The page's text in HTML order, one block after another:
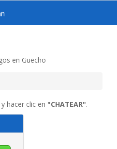
en Guecho
hacer clic en "CHATEAR".